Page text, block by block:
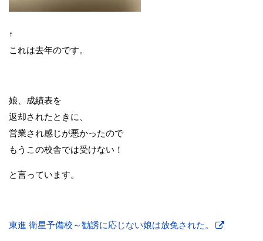
↑
これは去年のです。
娘、成績表を
返却されたときに、
営業され感じが悪かったので
もうこの校舎では受けない！
と言っています。
東進 衛星予備校～勧誘に応じない娘は放免された。